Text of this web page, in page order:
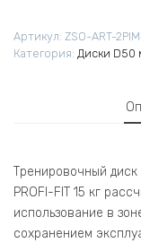
Артикул: ZSO-ART-
Категория: Диски D50
Тренировочный
PROFI-FIT 15 кг
использование в
сохранением